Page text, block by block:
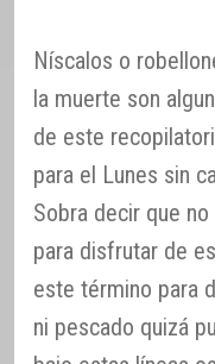
Níscalos o
la muerte son
de este
para el Lunes sin
Sobra decir que
para disfrutar de
este término para
ni pescado quizá